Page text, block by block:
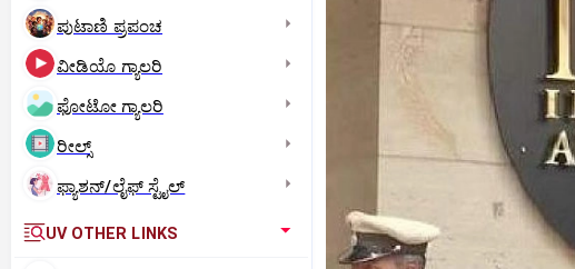
ಪುಟಾಣಿ ಪ್ರಪಂಚ
ವೀಡಿಯೊ ಗ್ಯಾಲರಿ
ಫೋಟೋ ಗ್ಯಾಲರಿ
ರೀಲ್ಸ್
ಫ್ಯಾಶನ್/ಲೈಫ್‌ ಸ್ಟೈಲ್
UV OTHER LINKS